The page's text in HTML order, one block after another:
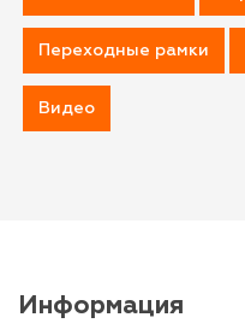
Переходные рамки
Видео
Информация